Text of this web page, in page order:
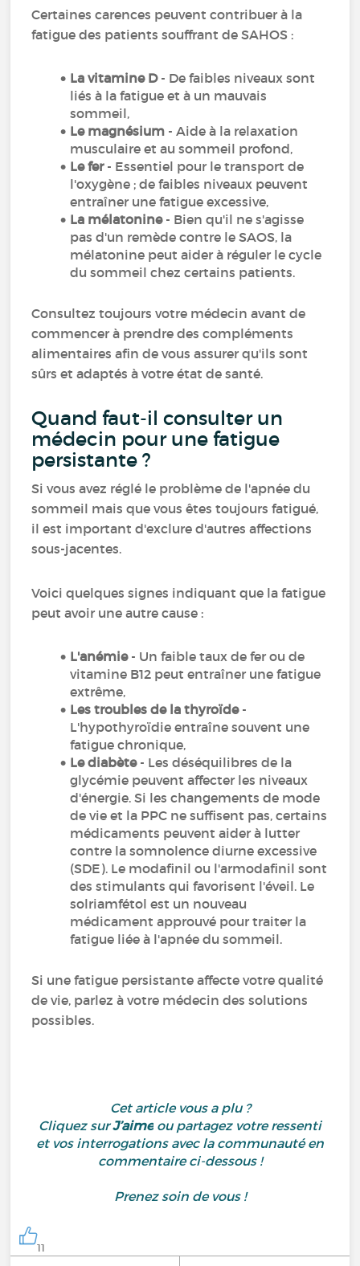
Certaines carences peuvent contribuer à la
fatigue des patients souffrant de SAHOS :
La vitamine D- De faibles niveaux sont
liés à la fatigue et à un mauvais
sommeil,
Le magnésium - Aide à la relaxation
musculaire et au sommeil profond,
Le fer- Essentiel pour le transport de
l'oxygène ; de faibles niveaux peuvent
entraîner une fatigue excessive,
La mélatonine- Bien qu'il ne s'agisse
pas d'un remède contre le SAOS, la
mélatonine peut aider à réguler le cycle
du sommeil chez certains patients.
Consultez toujours votre médecin avant de
commencer à prendre des compléments
alimentaires afin de vous assurer qu'ils sont
sûrs et adaptés à votre état de santé.
Quand faut-il consulter un
médecin pour une fatigue
persistante ?
Si vous avez réglé le problème de l'apnée du
sommeil mais que vous êtes toujours fatigué,
il est important d'exclure d'autres affections
sous-jacentes.
Voici quelques signes indiquant que la fatigue
peut avoir une autre cause :
L'anémie- Un faible taux de fer ou de
vitamine B12 peut entraîner une fatigue
extrême,
Les troubles de la thyroïde-
L'hypothyroïdie entraîne souvent une
fatigue chronique,
Le diabète- Les déséquilibres de la
glycémie peuvent affecter les niveaux
d'énergie. Si les changements de mode
de vie et la PPC ne suffisent pas, certains
médicaments peuvent aider à lutter
contre la somnolence diurne excessive
(SDE). Le modafinil ou l'armodafinil sont
des stimulants qui favorisent l'éveil. Le
solriamfétol est un nouveau
médicament approuvé pour traiter la
fatigue liée à l'apnée du sommeil.
Si une fatigue persistante affecte votre qualité
de vie, parlez à votre médecin des solutions
possibles.
Cet article vous a plu ?
Cliquez surJ’aime ou partagez votre ressenti
et vos interrogations avec la communauté en
commentaire ci-dessous !
Prenez soin de vous !
11